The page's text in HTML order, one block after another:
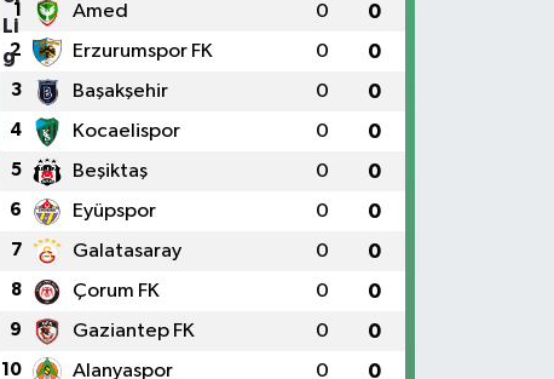
1 Amed 0 0
2 Erzurumspor FK 0 0
3 Başakşehir 0 0
4 Kocaelispor 0 0
5 Beşiktaş 0 0
6 Eyüpspor 0 0
7 Galatasaray 0 0
8 Çorum FK 0 0
9 Gaziantep FK 0 0
10 Alanyaspor 0 0